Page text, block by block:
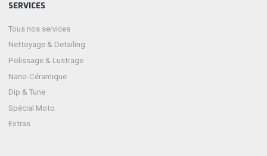
SERVICES
Tous nos services
Nettoyage & Detailing
Polissage & Lustrage
Nano-Céramique
Dip & Tune
Spécial Moto
Extras